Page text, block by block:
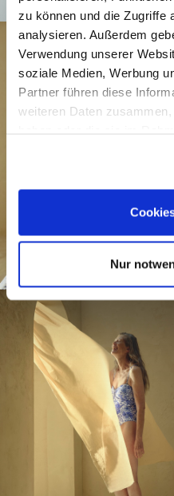
zu können und die Zugriffe
analysieren. Außerdem
Verwendung unserer
soziale Medien, Werbung
Partner führen diese
weiteren Daten
Nur